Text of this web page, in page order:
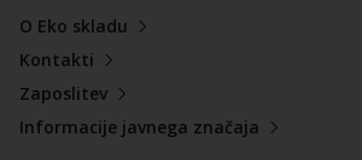
O Eko skladu
Kontakti
Zaposlitev
Informacije javnega značaja